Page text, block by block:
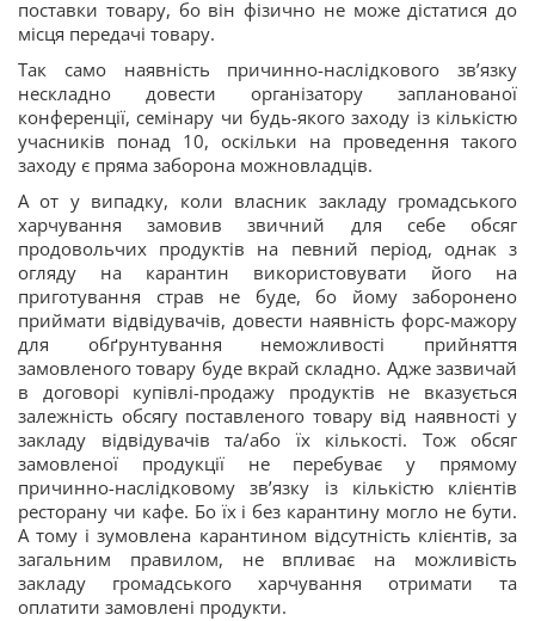
поставки товару, бо він фізично не може дістатися до
місця передачі товару.
Так само наявність причинно-наслідкового зв’язку
нескладно довести організатору запланованої
конференції, семінару чи будь-якого заходу із кількістю
учасників понад 10, оскільки на проведення такого
заходу є пряма заборона можновладців.
А от у випадку, коли власник закладу громадського
харчування замовив звичний для себе обсяг
продовольчих продуктів на певний період, однак з
огляду на карантин використовувати його на
приготування страв не буде, бо йому заборонено
приймати відвідувачів, довести наявність форс-мажору
для обґрунтування неможливості прийняття
замовленого товару буде вкрай складно. Адже зазвичай
в договорі купівлі-продажу продуктів не вказується
залежність обсягу поставленого товару від наявності у
закладу відвідувачів та/або їх кількості. Тож обсяг
замовленої продукції не перебуває у прямому
причинно-наслідковому зв’язку із кількістю клієнтів
ресторану чи кафе. Бо їх і без карантину могло не бути.
А тому і зумовлена карантином відсутність клієнтів, за
загальним правилом, не впливає на можливість
закладу громадського харчування отримати та
оплатити замовлені продукти.